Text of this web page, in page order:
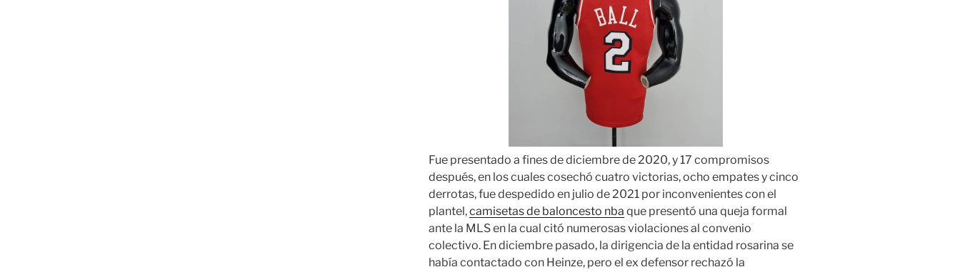
Fue presentado a fines de diciembre de 2020, y 17 compromisos
después, en los cuales cosechó cuatro victorias, ocho empates y cinco
derrotas, fue despedido en julio de 2021 por inconvenientes con el
plantel,camisetas de baloncesto nba que presentó una queja formal
ante la MLS en la cual citó numerosas violaciones al convenio
colectivo. En diciembre pasado, la dirigencia de la entidad rosarina se
había contactado con Heinze, pero el ex defensor rechazó la